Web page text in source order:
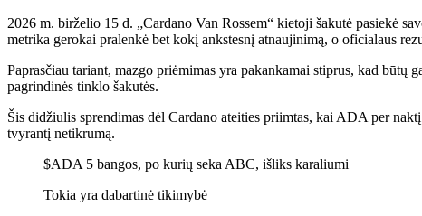
2026 m. birželio 15 d. „Cardano Van Rossem“ kietoji šakutė pasiekė
metrika gerokai pralenkė bet kokį ankstesnį atnaujinimą, o oficialaus
Paprasčiau tariant, mazgo priėmimas yra pakankamai stiprus, kad būtų
pagrindinės tinklo šakutės.
Šis didžiulis sprendimas dėl Cardano ateities priimtas, kai ADA per
tvyrantį netikrumą.
$ADA 5 bangos, po kurių seka ABC, išliks karaliumi
Tokia yra dabartinė tikimybė